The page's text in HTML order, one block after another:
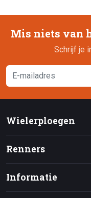
Mis niets van
Schrijf je
Wielerploegen
Renners
Informatie